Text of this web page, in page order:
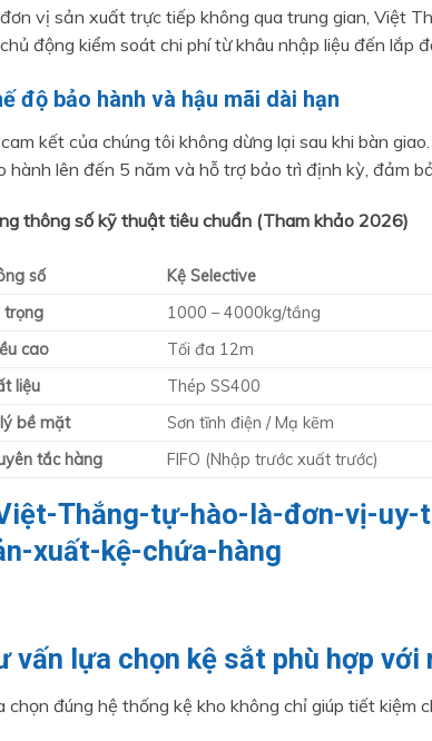
vị sản xuất trực tiếp không qua trung gian, Việt
động kiểm soát chi phí từ khâu nhập liệu đến lắp
độ bảo hành và hậu mãi dài hạn
kết của chúng tôi không dừng lại sau khi bàn
hành lên đến 5 năm và hỗ trợ bảo trì định kỳ, đảm
thông số kỹ thuật tiêu chuẩn (Tham khảo 2026)
số Kệ Selective
trọng
1000 – 4000kg/tầng
cao
Tối đa 12m
liệu
Thép SS400
bề mặt
Sơn tĩnh điện / Mạ kẽm
tắc hàng
FIFO (Nhập trước xuất trước)
vấn lựa chọn kệ sắt phù hợp với
chọn đúng hệ thống kệ kho không chỉ giúp tiết